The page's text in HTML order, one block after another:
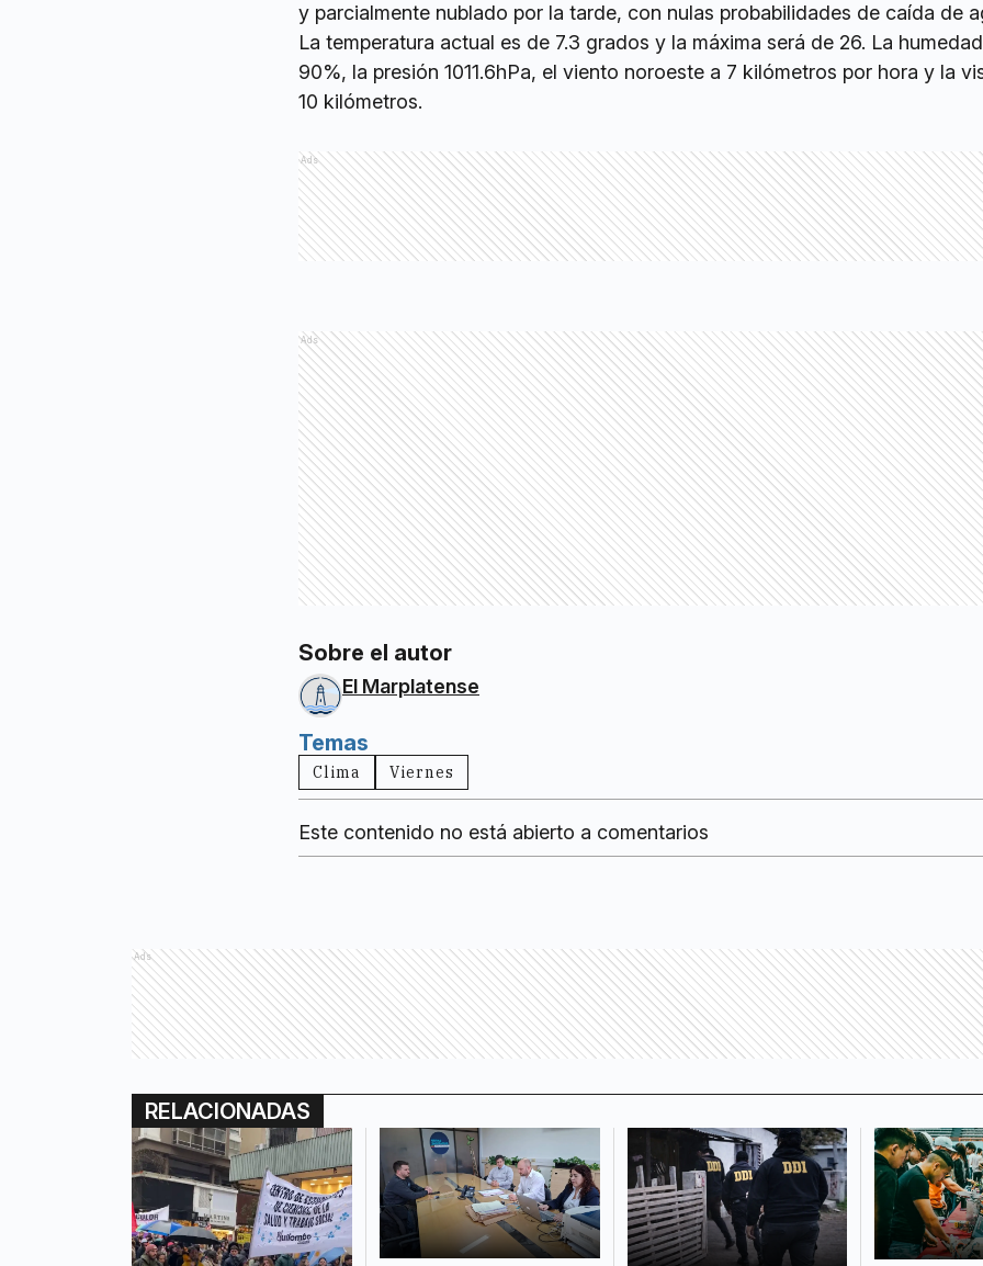
y parcialmente nublado por la tarde, con nulas probabilidades de caída de
La temperatura actual es de 7.3 grados y la máxima será de 26. La
90%, la presión 1011.6hPa, el viento noroeste a 7 kilómetros por hora y la
10 kilómetros.
Ads
Ads
Sobre el autor
El Marplatense
Temas
Clima Viernes
Este contenido no está abierto a comentarios
Ads
RELACIONADAS